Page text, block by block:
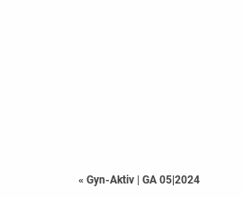
« Gyn-Aktiv | GA 05|2024